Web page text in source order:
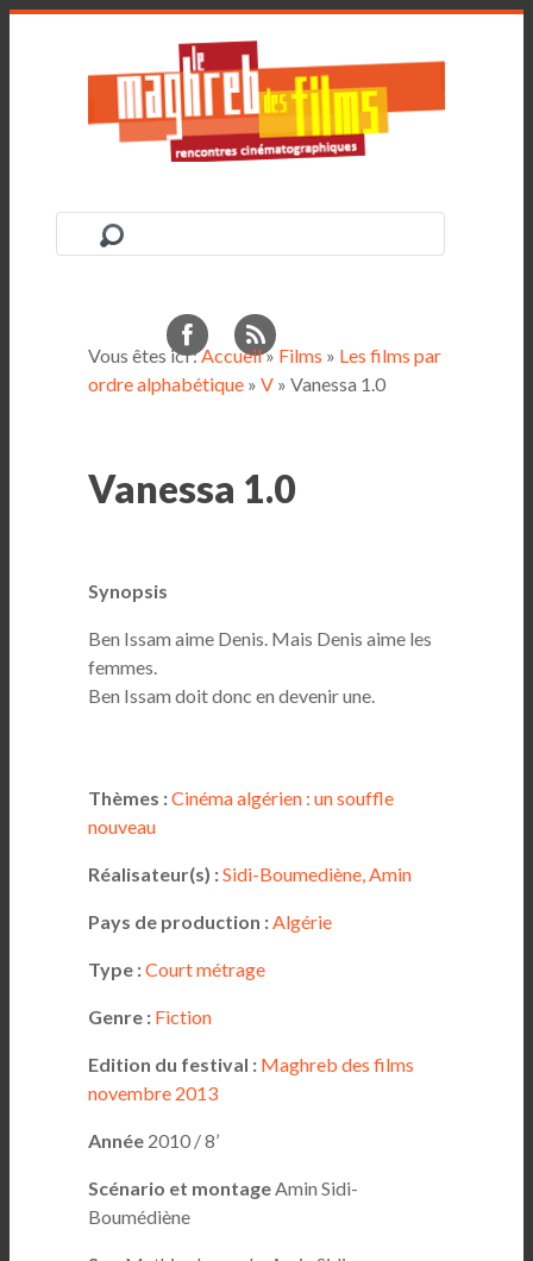
Vous êtes ici :Accueil» Films » Les films par
ordre alphabétique » V » Vanessa 1.0
Vanessa 1.0
Synopsis
Ben Issam aime Denis. Mais Denis aime les
femmes.
Ben Issam doit donc en devenir une.
Thèmes :Cinéma algérien : un souffle
nouveau
Réalisateur(s) :Sidi-Boumediène, Amin
Pays de production :Algérie
Type :Court métrage
Genre : Fiction
Edition du festival : Maghreb des films
novembre 2013
Année 2010 / 8’
Scénario et montageAmin Sidi-
Boumédiène